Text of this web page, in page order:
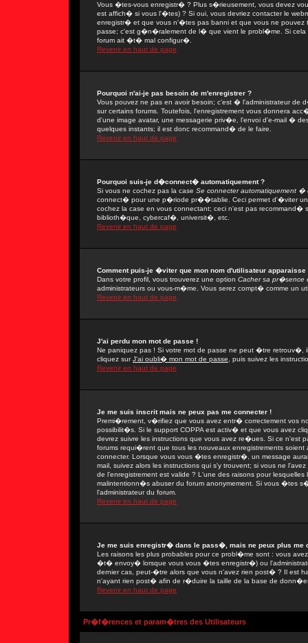
Vous �tes-vous enregistr� ? Plus s�rieusement, vous devez
est affich� si vous l'�tes) ? Si oui, vous devriez contacter le
enregistr� et que vous n'�tes pas banni et que vous ne pouvez
passe; c'est g�n�ralement de l� que vient le probl�me. Si cela
forum ait �t� mal configur�.
Revenir en haut de page
Pourquoi n'ai-je pas besoin de m'enregistrer ?
Vous pouvez ne pas en avoir besoin; c'est � l'administrateur de
sur certains forums. Toutefois, l'enregistrement vous donnera
d'une image avatar, une messagerie priv�e, l'envoi d'e-mail �
quelques instants; il est donc recommand� de le faire.
Revenir en haut de page
Pourquoi suis-je d�connect� automatiquement ?
Si vous ne cochez pas la case Se connecter automatiquement �
connect� pour une p�riode pr��tablie. Ceci permet d'�viter
cochez la case en vous connectant; ceci n'est pas
biblioth�que, cybercaf�, universit�, etc.
Revenir en haut de page
Comment puis-je �viter que mon nom d'utilisateur
Dans votre profil, vous trouverez une option Cacher sa pr�sence
administrateurs ou vous-m�me. Vous serez compt� comme un
Revenir en haut de page
J'ai perdu mon mot de passe !
Ne paniquez pas ! Si votre mot de passe ne peut �tre
cliquez surJ'ai oubli� mon mot de passe , puis suivez les
Revenir en haut de page
Je me suis inscrit mais ne peux pas me connecter !
Premi�rement, v�rifiez que vous avez entr� correctement vos
possibilit�s. Si le support COPPA est activ� et que vous avez
devrez suivre les instructions que vous avez re�ues. Si ce
forums requi�rent que tous les nouveaux enregistrements
connecter. Lorsque vous vous �tes enregistr�, un message
mail, suivez alors les instructions qui s'y trouvent; si vous ne
de l'enregistrement est valide ? L'une des raisons pour
malintentionn�s abuser du forum anonymement. Si vous �tes
l'administrateur du forum.
Revenir en haut de page
Je me suis enregistr� dans le pass�, mais ne peux plus me
Les raisons les plus probables pour ce probl�me sont : vous
�t� envoy� lorsque vous vous �tes enregistr�) ou
dernier cas, peut-�tre alors que vous n'avez rien post� ? Il est
n'ayant rien post� afin de r�duire la taille de la base de
Revenir en haut de page
Pr�f�rences et param�tres des Utilisateurs